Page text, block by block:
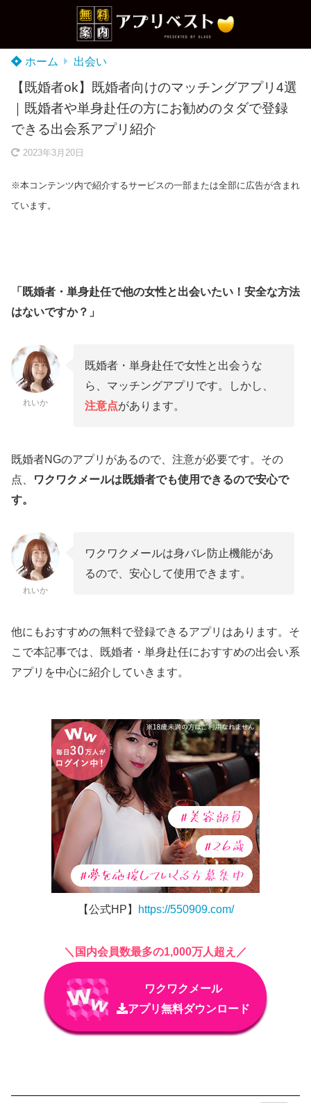
ホーム 出会い
【既婚者ok】既婚者向けのマッチングアプリ4選
｜既婚者や単身赴任の方にお勧めのタダで登録
できる出会系アプリ紹介
2023年3月20日
※本コンテンツ内で紹介するサービスの一部または全部に広告が含まれ
ています。
「既婚者・単身赴任で他の女性と出会いたい！安全な方法
はないですか？」
れいか
既婚者・単身赴任で女性と出会うな
ら、マッチングアプリです。しかし、
注意点があります。
既婚者NGのアプリがあるので、注意が必要です。その
点、
ワクワクメールは既婚者でも使用できるので安心で
す。
れいか
ワクワクメールは身バレ防止機能があ
るので、安心して使用できます。
他にもおすすめの無料で登録できるアプリはあります。そ
こで本記事では、既婚者・単身赴任におすすめの出会い系
アプリを中心に紹介していきます。
【公式HP】 https://550909.com/
＼国内会員数最多の1,000万人超え／
ワクワクメール
アプリ無料ダウンロード